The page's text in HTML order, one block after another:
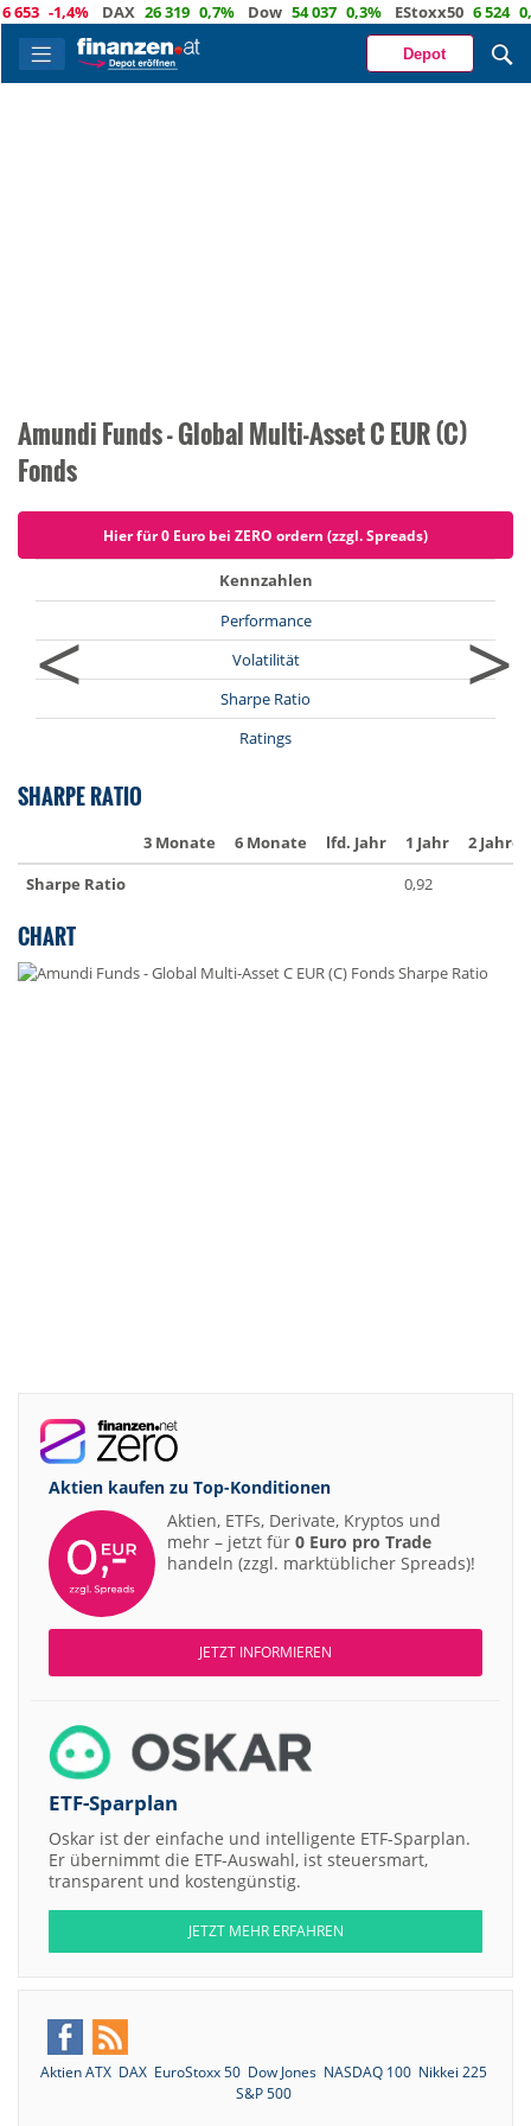
-1,4% DAX 26 319 0,7% Dow 54 037 0,3% EStoxx50 6 524
Depot
Amundi Funds - Global Multi-Asset C EUR (C)
Fonds
Hier für 0 Euro bei ZERO ordern (zzgl. Spreads)
<
Kennzahlen
Performance
Volatilität
Sharpe Ratio
Ratings
>
SHARPE RATIO
3 Monate 6 Monate lfd. Jahr 1 Jahr
2 Jahre
Sharpe Ratio
0,92
CHART
Aktien kaufen zu Top-Konditionen
Aktien, ETFs, Derivate, Kryptos und
mehr – jetzt für 0 Euro pro Trade
handeln (zzgl. marktüblicher Spreads)!
JETZT INFORMIEREN
ETF-Sparplan
Oskar ist der einfache und intelligente ETF-Sparplan.
Er übernimmt die ETF-Auswahl, ist steuersmart,
transparent und kostengünstig.
JETZT MEHR ERFAHREN
Aktien ATX DAX EuroStoxx 50 Dow Jones NASDAQ 100 Nikkei 225
S&P 500